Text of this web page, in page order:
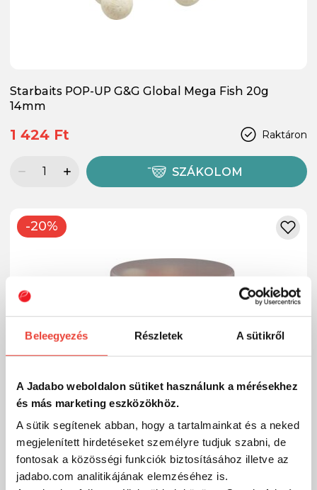
Beleegyezés Részletek A sütikről
A Jadabo weboldalon sütiket használunk a mérésekhez
és más marketing eszközökhöz.
A sütik segítenek abban, hogy a tartalmainkat és a neked
megjelenített hirdetéseket személyre tudjuk szabni, de
fontosak a közösségi funkciók biztosításához illetve az
jadabo.com analitikájának elemzéséhez is.
Starbaits POP-UP G&G Global Mega Fish 20g
14mm
Raktáron
1 424 Ft
SZÁKOLOM
-20%
Starbaits POP UP Bright Crayzi Fruit 50g 14mm